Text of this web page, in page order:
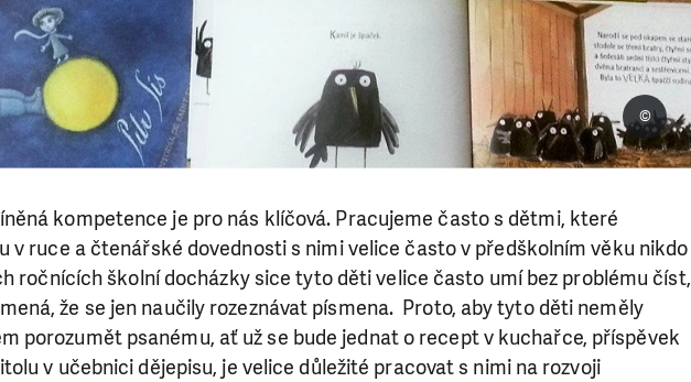
©
kompetence je pro nás klíčová. Pracujeme často s dětmi, které
v ruce a čtenářské dovednosti s nimi velice často v předškolním věku nikdo
ročnících školní docházky sice tyto děti velice často umí bez problému číst,
že se jen naučily rozeznávat písmena. Proto, aby tyto děti neměly
porozumět psanému, ať už se bude jednat o recept v kuchařce, příspěvek
v učebnici dějepisu, je velice důležité pracovat s nimi na rozvoji